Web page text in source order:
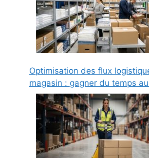
Optimisation des flux
magasin : gagner du temps